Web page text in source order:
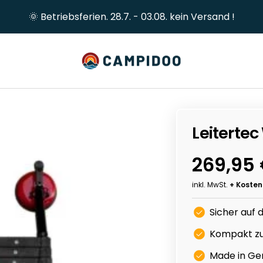
🌞 Betriebsferien. 28.7. - 03.08. kein Versand !
Campidoo
269,95
inkl. MwSt. +
Sicher auf
Kompakt
Made in